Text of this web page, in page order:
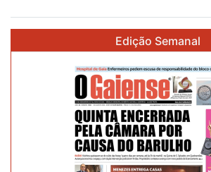
no
Avintes
abre
este
sábado
Edição Semanal